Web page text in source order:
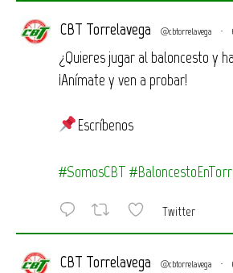
CBT Torrelavega @cbtorrelavega ·
¿Quieres jugar al baloncesto y
¡Anímate y ven a probar!
Escríbenos
#SomosCBT
Twitter
CBT Torrelavega @cbtorrelavega ·